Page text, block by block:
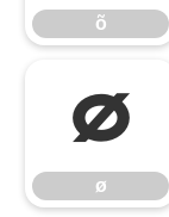
õ
ø
ø